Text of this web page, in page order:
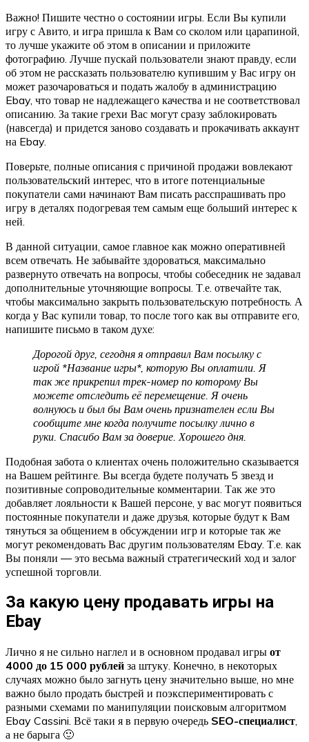
Важно! Пишите честно о состоянии игры. Если Вы купили
игру с Авито, и игра пришла к Вам со сколом или царапиной,
то лучше укажите об этом в описании и приложите
фотографию. Лучше пускай пользователи знают правду, если
об этом не рассказать пользователю купившим у Вас игру он
может разочароваться и подать жалобу в администрацию
Ebay, что товар не надлежащего качества и не соответствовал
описанию. За такие грехи Вас могут сразу заблокировать
(навсегда) и придется заново создавать и прокачивать аккаунт
на Ebay.
Поверьте, полные описания с причиной продажи вовлекают
пользовательский интерес, что в итоге потенциальные
покупатели сами начинают Вам писать расспрашивать про
игру в деталях подогревая тем самым еще больший интерес к
ней.
В данной ситуации, самое главное как можно оперативней
всем отвечать. Не забывайте здороваться, максимально
развернуто отвечать на вопросы, чтобы собеседник не задавал
дополнительные уточняющие вопросы. Т.е. отвечайте так,
чтобы максимально закрыть пользовательскую потребность. А
когда у Вас купили товар, то после того как вы отправите его,
напишите письмо в таком духе:
Дорогой друг, сегодня я отправил Вам посылку с
игрой *Название игры*, которую Вы оплатили. Я
так же прикрепил трек-номер по которому Вы
можете отследить её перемещение. Я очень
волнуюсь и был бы Вам очень признателен если Вы
сообщите мне когда получите посылку лично в
руки. Спасибо Вам за доверие. Хорошего дня.
Подобная забота о клиентах очень положительно сказывается
на Вашем рейтинге. Вы всегда будете получать 5 звезд и
позитивные сопроводительные комментарии. Так же это
добавляет лояльности к Вашей персоне, у вас могут появиться
постоянные покупатели и даже друзья, которые будут к Вам
тянуться за общением в обсуждении игр и которые так же
могут рекомендовать Вас другим пользователям Ebay. Т.е. как
Вы поняли — это весьма важный стратегический ход и залог
успешной торговли.
За какую цену продавать игры на
Ebay
Лично я не сильно наглел и в основном продавал игры от
4000 до 15 000 рублей за штуку. Конечно, в некоторых
случаях можно было загнуть цену значительно выше, но мне
важно было продать быстрей и поэкспериментировать с
разными схемами по манипуляции поисковым алгоритмом
Ebay Cassini. Всё таки я в первую очередь SEO-специалист
а не барыга 🙂